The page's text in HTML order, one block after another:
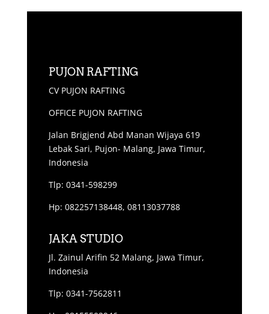
PUJON RAFTING
CV PUJON RAFTING
OFFICE PUJON RAFTING
Jalan Brigjend Abd Manan Wijaya 619
Lebak Sari, Pujon- Malang, Jawa Timur,
Indonesia
Tlp: 0341-598299
Hp: 082257138448, 08113037788
JAKA STUDIO
Jl. Zainul Arifin 52 Malang, Jawa Timur,
Indonesia
Tlp: 0341-7562811